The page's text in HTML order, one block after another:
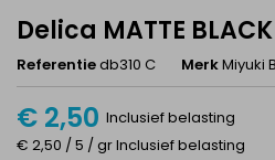
Delica MATTE
Referentiedb310 C MerkMiyuki
€ 2,50 Inclusief belasting
€ 2,50 / 5 / gr Inclusief belasting